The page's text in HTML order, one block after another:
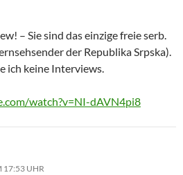
– Sie sind das einzige freie serb.
der Republika Srpska).
ich keine Interviews.
watch?v=NI-dAVN4pi8
17:53 UHR